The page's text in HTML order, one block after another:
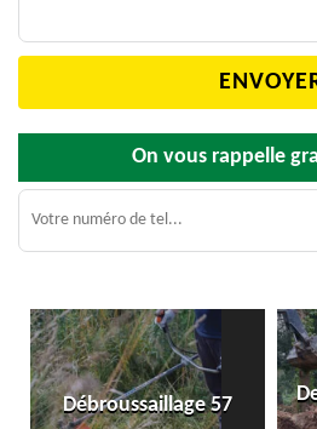
On vous rappelle
Débroussaillage 57